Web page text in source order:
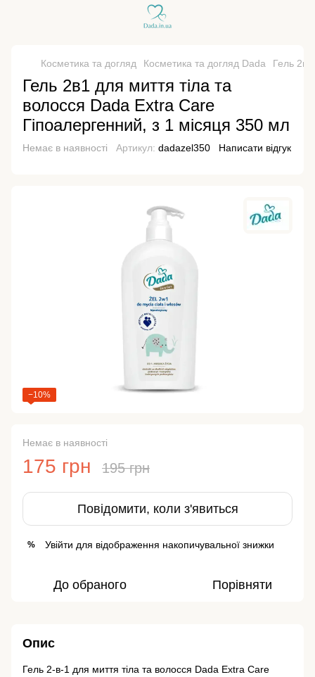
Косметика та догляд Косметика та догляд Dada Гель
Гель 2в1 для миття тіла та
волосся Dada Extra Care
Гіпоалергенний, з 1 місяця 350 мл
Немає в наявності Артикул: dadazel350 Написати відгук
−10%
Немає в наявності
175 грн 195 грн
Повідомити, коли з'явиться
% Увійти для відображення накопичувальної знижки
До обраного Порівняти
Опис
Гель 2-в-1 для миття тіла та волосся Dada Extra Care